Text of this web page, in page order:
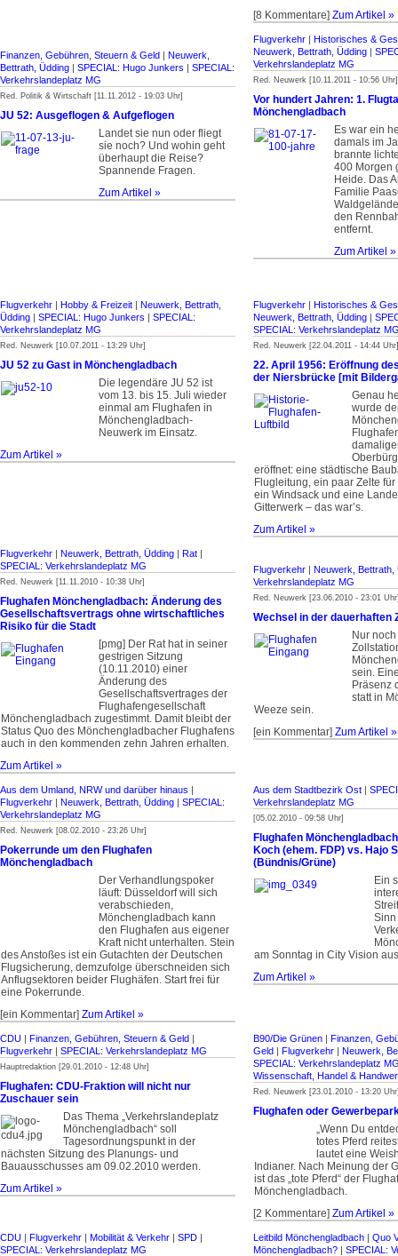
[8 Kommentare] Zum Artikel »
Finanzen, Gebühren, Steuern & Geld | Neuwerk,
Bettrath, Üdding | SPECIAL: Hugo Junkers | SPECIAL:
Verkehrslandeplatz MG
Red. Politik & Wirtschaft [11.11.2012 - 19:03 Uhr]
JU 52: Ausgeflogen & Aufgeflogen
Landet sie nun oder fliegt
sie noch? Und wohin geht
überhaupt die Reise?
Spannende Fragen.
Zum Artikel »
Flugverkehr | Historisches &
Neuwerk, Bettrath, Üdding |
Verkehrslandeplatz MG
Red. Neuwerk [10.11.2011 - 10:56 Uhr]
Vor hundert Jahren: 1.
Mönchengladbach
Es war ein
damals im
brannte
400 Morgen
Heide. Das
Familie
den
entfernt.
Zum Artikel »
Flugverkehr | Hobby & Freizeit | Neuwerk, Bettrath,
Üdding | SPECIAL: Hugo Junkers | SPECIAL:
Verkehrslandeplatz MG
Red. Neuwerk [10.07.2011 - 13:29 Uhr]
JU 52 zu Gast in Mönchengladbach
Die legendäre JU 52 ist
vom 13. bis 15. Juli wieder
einmal am Flughafen in
Mönchengladbach-
Neuwerk im Einsatz.
Zum Artikel »
Flugverkehr | Historisches &
Neuwerk, Bettrath, Üdding |
SPECIAL: Verkehrslandeplatz
Red. Neuwerk [22.04.2011 - 14:44 Uhr]
22. April 1956: Eröffnung
der Niersbrücke [mit
Genau
wurde
eröffnet: eine städtische
Flugleitung, ein paar Zelte
ein Windsack und eine
Gitterwerk – das war’s.
Zum Artikel »
Flugverkehr | Neuwerk, Bettrath, Üdding | Rat |
SPECIAL: Verkehrslandeplatz MG
Red. Neuwerk [11.11.2010 - 10:38 Uhr]
Flughafen Mönchengladbach: Änderung des
Gesellschafts­vertrags ohne wirtschaftliches
Risiko für die Stadt
[pmg] Der Rat hat in seiner
gestrigen Sitzung
(10.11.2010) einer
Änderung des
Gesellschaftsvertrages der
Flughafengesellschaft
Mönchengladbach zugestimmt. Damit bleibt der
Status Quo des Mönchengladbacher Flughafens
auch in den kommenden zehn Jahren erhalten.
Zum Artikel »
Flugverkehr | Neuwerk, Bettrath,
Verkehrslandeplatz MG
Red. Neuwerk [23.06.2010 - 23:01
Wechsel in der dauerhaften
Nur
sein.
Präsenz
statt in
Weeze sein.
[ein Kommentar] Zum Artikel »
Aus dem Umland, NRW und darüber hinaus |
Flugverkehr | Neuwerk, Bettrath, Üdding | SPECIAL:
Verkehrslandeplatz MG
Red. Neuwerk [08.02.2010 - 23:26 Uhr]
Pokerrunde um den Flughafen
Mönchengladbach
Der Verhandlungspoker
läuft: Düsseldorf will sich
verabschieden,
Mönchengladbach kann
den Flughafen aus eigener
Kraft nicht unterhalten. Stein
des Anstoßes ist ein Gutachten der Deutschen
Flugsicherung, demzufolge überschneiden sich
Anflugsektoren beider Flughäfen. Start frei für
eine Pokerrunde.
[ein Kommentar] Zum Artikel »
Aus dem Stadtbezirk Ost |
Verkehrslandeplatz MG
[05.02.2010 - 09:58 Uhr]
Flughafen
Koch (ehem. FDP) vs. Hajo
(Bündnis/Grüne)
Ein
am Sonntag in City Vision
Zum Artikel »
CDU | Finanzen, Gebühren, Steuern & Geld |
Flugverkehr | SPECIAL: Verkehrslandeplatz MG
Hauptredaktion [29.01.2010 - 12:48 Uhr]
Flughafen: CDU-Fraktion will nicht nur
Zuschauer sein
Das Thema „Verkehrslandeplatz
Mönchengladbach“ soll
Tagesordnungspunkt in der
nächsten Sitzung des Planungs- und
Bauausschusses am 09.02.2010 werden.
Zum Artikel »
B90/Die Grünen | Finanzen,
Geld | Flugverkehr | Neuwerk,
SPECIAL: Verkehrslandeplatz
Wissenschaft, Handel &
Red. Neuwerk [23.01.2010 - 13:20
Flughafen oder
„Wenn Du
totes Pferd
lautet eine
Indianer. Nach Meinung der
ist das „tote Pferd“ der
Mönchengladbach.
[2 Kommentare] Zum Artikel »
CDU | Flugverkehr | Mobilität & Verkehr | SPD |
SPECIAL: Verkehrslandeplatz MG
Leitbild Mönchengladbach | Quo
Mönchengladbach? | SPECIAL: